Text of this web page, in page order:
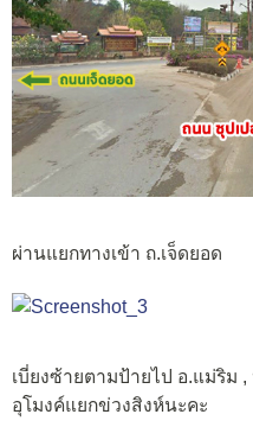
ผ่านแยกทางเข้า ถ.เจ็ดยอด
เบี่ยงซ้ายตามป้ายไป อ.แม่ริม ,
อุโมงค์แยกข่วงสิงห์นะคะ